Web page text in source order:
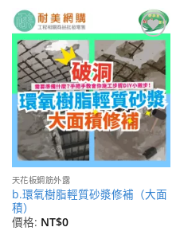
加入
願望
清單
天花板鋼筋外露
b.環氧樹脂輕質砂漿修補（大面
積）
價格: NT$0